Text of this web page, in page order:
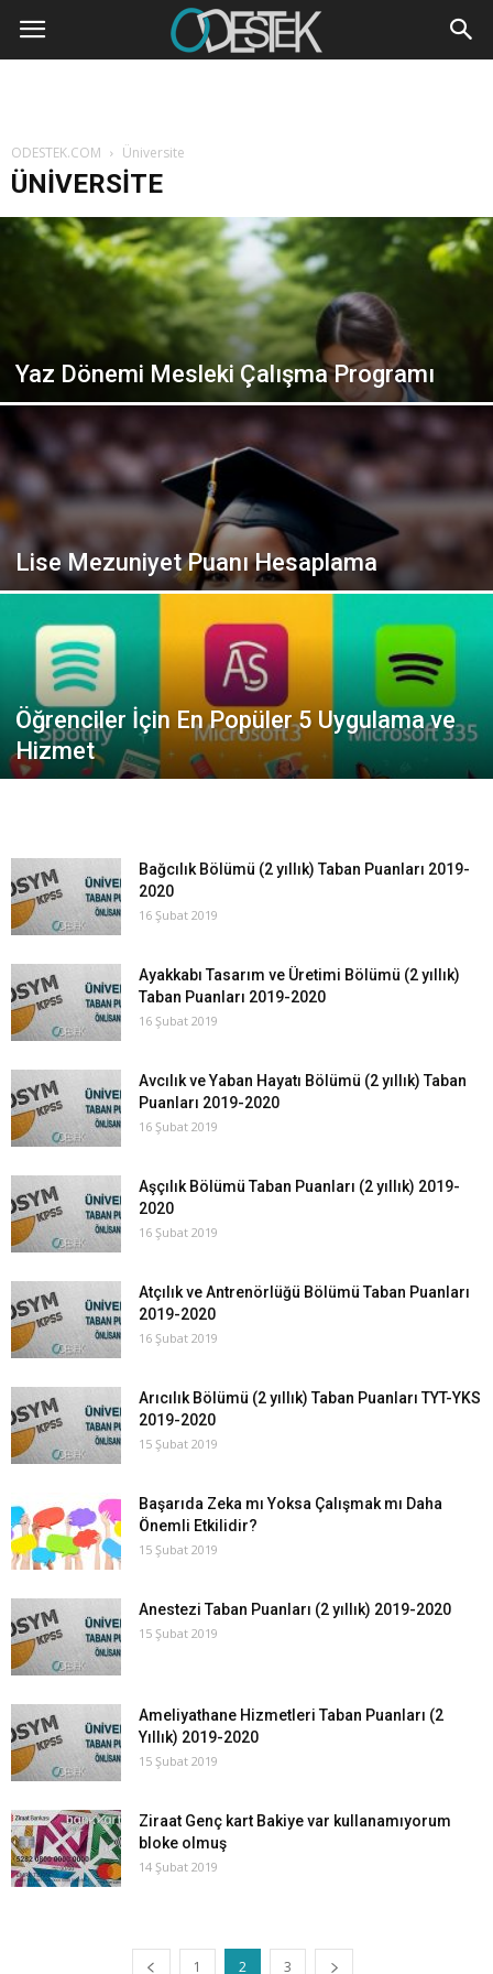
ODESTEK.COM Üniversite
ÜNIVERSITE
Yaz Dönemi Mesleki Çalışma Programı
Lise Mezuniyet Puanı Hesaplama
Öğrenciler İçin En Popüler 5 Uygulama ve
Hizmet
Bağcılık Bölümü (2 yıllık) Taban Puanları 2019-
2020
16 Şubat 2019
Ayakkabı Tasarım ve Üretimi Bölümü (2 yıllık)
Taban Puanları 2019-2020
16 Şubat 2019
Avcılık ve Yaban Hayatı Bölümü (2 yıllık) Taban
Puanları 2019-2020
16 Şubat 2019
Aşçılık Bölümü Taban Puanları (2 yıllık) 2019-
2020
16 Şubat 2019
Atçılık ve Antrenörlüğü Bölümü Taban Puanları
2019-2020
16 Şubat 2019
Arıcılık Bölümü (2 yıllık) Taban Puanları TYT-YKS
2019-2020
15 Şubat 2019
Başarıda Zeka mı Yoksa Çalışmak mı Daha
Önemli Etkilidir?
15 Şubat 2019
Anestezi Taban Puanları (2 yıllık) 2019-2020
15 Şubat 2019
Ameliyathane Hizmetleri Taban Puanları (2
Yıllık) 2019-2020
15 Şubat 2019
Ziraat Genç kart Bakiye var kullanamıyorum
bloke olmuş
14 Şubat 2019
1 2 3